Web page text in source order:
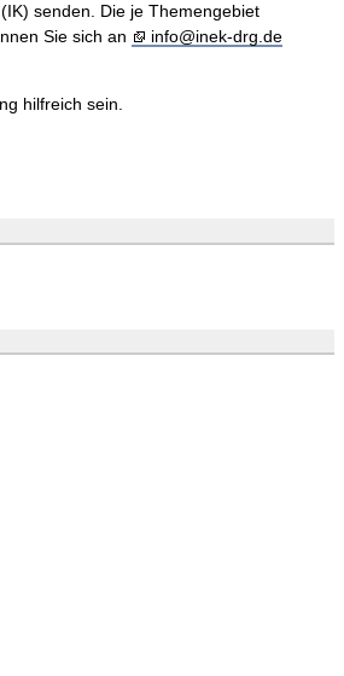
senden. Die je Themengebiet
Sie sich an
info@inek-drg.de
hilfreich sein.